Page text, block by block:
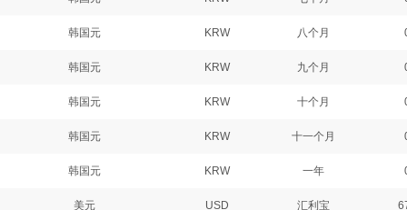
韩国元 KRW 八个月
韩国元 KRW 九个月
韩国元 KRW 十个月
韩国元 KRW 十一个月
韩国元 KRW 一年
美元 USD 汇利宝